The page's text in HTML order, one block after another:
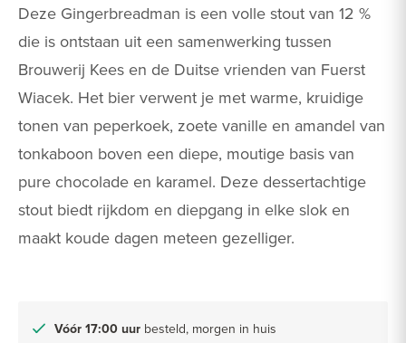
Deze Gingerbreadman is een volle stout van 12 %
die is ontstaan uit een samenwerking tussen
Brouwerij Kees en de Duitse vrienden van Fuerst
Wiacek. Het bier verwent je met warme, kruidige
tonen van peperkoek, zoete vanille en amandel van
tonkaboon boven een diepe, moutige basis van
pure chocolade en karamel. Deze dessertachtige
stout biedt rijkdom en diepgang in elke slok en
maakt koude dagen meteen gezelliger.
Vóór 17:00 uur besteld, morgen in huis